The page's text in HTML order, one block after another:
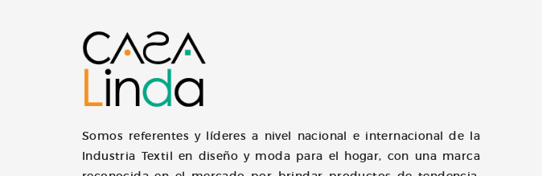
Somos referentes y líderes a nivel nacional e internacional de la
Industria Textil en diseño y moda para el hogar, con una marca